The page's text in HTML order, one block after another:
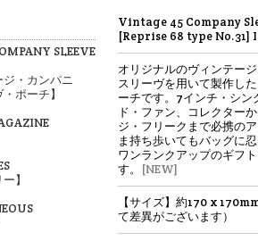
Vintage 45 Company
[Reprise 68 type No.31]
オリジナルのヴィンテー
スリーヴを用いて製作し
ーチです。7インチ・シン
ド・ファン、コレクター
ジ・フリークまで必携の
ま持ち歩いてもバッグに
ワンランクアップのギフ
す。
[NEW]
【サイズ】約170 x
て差異がございます）
SLEEVE
ジ・カンパニ
ポーチ】
】